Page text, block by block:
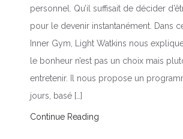
personnel. Qu’il suffisait de décider
pour le devenir instantanément. Dans
Inner Gym, Light Watkins nous explique
le bonheur n’est pas un choix mais
entretenir. Il nous propose un
jours, basé […]
Continue Reading